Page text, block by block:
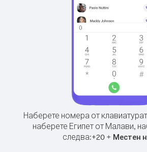
Наберете номера от
наберете Египет от Малави,
следва:+20+ Местен